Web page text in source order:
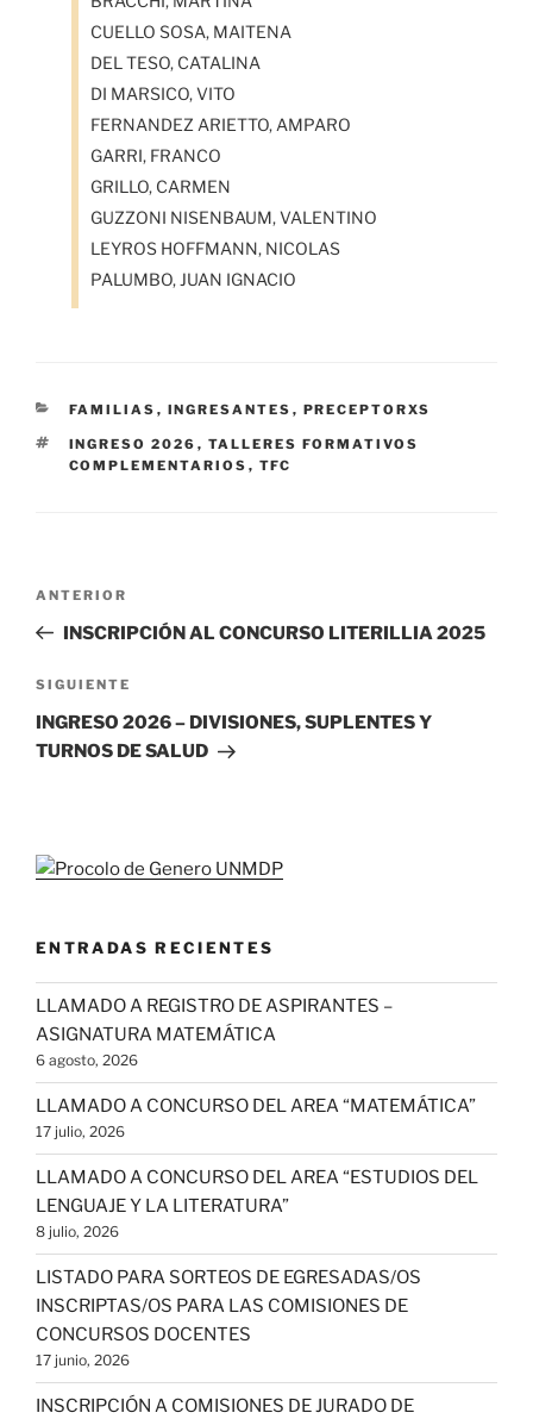
CUELLO SOSA, MAITENA
DEL TESO, CATALINA
DI MARSICO, VITO
FERNANDEZ ARIETTO, AMPARO
GARRI, FRANCO
GRILLO, CARMEN
GUZZONI NISENBAUM, VALENTINO
LEYROS HOFFMANN, NICOLAS
PALUMBO, JUAN IGNACIO
CATEGORÍAS
FAMILIAS , INGRESANTES , PRECEPTORXS
ETIQUETAS
INGRESO 2026 , TALLERES FORMATIVOS
COMPLEMENTARIOS , TFC
entradas
Entrada
anterior
ANTERIOR
INSCRIPCIÓN AL CONCURSO LITERILLIA 2025
Siguiente
entrada
SIGUIENTE
INGRESO 2026 – DIVISIONES, SUPLENTES Y
TURNOS DE SALUD
ENTRADAS RECIENTES
LLAMADO A REGISTRO DE ASPIRANTES –
ASIGNATURA MATEMÁTICA
6 agosto, 2026
LLAMADO A CONCURSO DEL AREA “MATEMÁTICA”
17 julio, 2026
LLAMADO A CONCURSO DEL AREA “ESTUDIOS DEL
LENGUAJE Y LA LITERATURA”
8 julio, 2026
LISTADO PARA SORTEOS DE EGRESADAS/OS
INSCRIPTAS/OS PARA LAS COMISIONES DE
CONCURSOS DOCENTES
17 junio, 2026
INSCRIPCIÓN A COMISIONES DE JURADO DE